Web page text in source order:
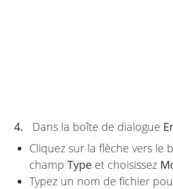
4. Dans la boîte de dialogue
Cliquez sur la flèche vers le
champ Type et choisissez
Typez un nom de fichier